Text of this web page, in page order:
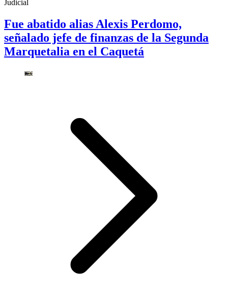
Judicial
Fue abatido alias Alexis Perdomo,
señalado jefe de finanzas de la Segunda
Marquetalia en el Caquetá